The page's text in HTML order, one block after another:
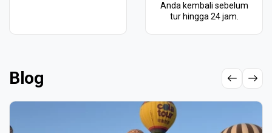
Anda kembali sebelum
tur hingga 24 jam.
Blog